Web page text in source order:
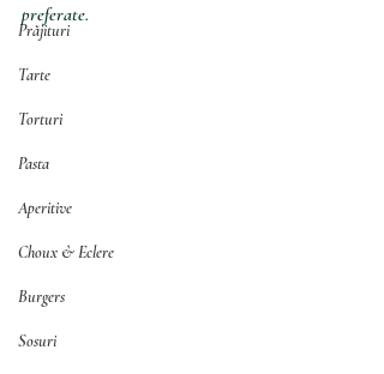
Prăjituri
Tarte
Torturi
Pasta
Aperitive
Choux & Eclere
Burgers
Sosuri
preferate.